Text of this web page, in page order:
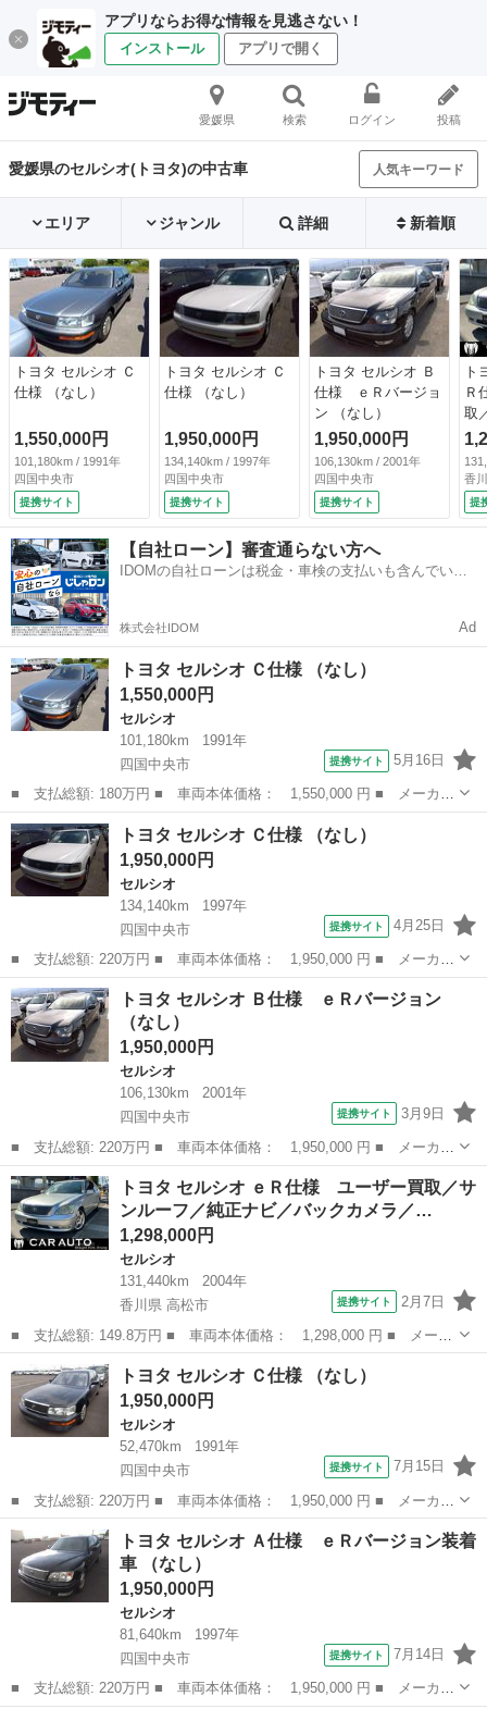
アプリならお得な情報を見逃さない！
インストール アプリで開く
愛媛県 検索 ログイン 投稿
愛媛県のセルシオ(トヨタ)の中古車 人気キーワード
エリア ジャンル 詳細 新着順
トヨタ セルシオ Ｃ
仕様 （なし）
1,550,000円
101,180km / 1991年
四国中央市
提携サイト
トヨタ セルシオ Ｃ
仕様 （なし）
1,950,000円
134,140km / 1997年
四国中央市
提携サイト
トヨタ セルシオ Ｂ
仕様 ｅＲバージョ
ン （なし）
1,950,000円
106,130km / 2001年
四国中央市
提携サイト
ト
Ｒ
取
正
ラ
ト
し
香
提
【自社ローン】審査通らない方へ
IDOMの自社ローンは税金・車検の支払いも含んでいる
株式会社IDOM Ad
トヨタ セルシオ Ｃ仕様 （なし）
1,550,000円
セルシオ
101,180km
1991年
四国中央市
提携サイト 5月16日
■ 支払総額: 180万円 ■ 車両本体価格： 1,550,000 円 ■ メーカー
名： トヨタ ■ 車種名： セルシオ ■ グレード名： Ｃ仕様 ■
排気量： 4000cc ■ ドア枚数： 4D ■ ミッション： AT ...
愛媛 四国中央市
トヨタ セルシオ Ｃ仕様 （なし）
1,950,000円
セルシオ
134,140km
1997年
四国中央市
提携サイト 4月25日
■ 支払総額: 220万円 ■ 車両本体価格： 1,950,000 円 ■ メーカー
名： トヨタ ■ 車種名： セルシオ ■ グレード名： Ｃ仕様 ■
排気量： 4000cc ■ ドア枚数： 4D ■ ミッション： AT ...
愛媛 四国中央市
トヨタ セルシオ Ｂ仕様 ｅＲバージョン
（なし）
1,950,000円
セルシオ
106,130km
2001年
四国中央市
提携サイト 3月9日
■ 支払総額: 220万円 ■ 車両本体価格： 1,950,000 円 ■ メーカー
名： トヨタ ■ 車種名： セルシオ ■ グレード名： Ｂ仕様 ｅ
Ｒバージョン ■ 排気量： 4300cc ■ ドア枚数： 4D ■ ミッ...
愛媛 四国中央市
トヨタ セルシオ ｅＲ仕様 ユーザー買取／サ
ンルーフ／純正ナビ／バックカメラ／…
1,298,000円
セルシオ
131,440km
2004年
香川県 高松市
提携サイト 2月7日
■ 支払総額: 149.8万円 ■ 車両本体価格： 1,298,000 円 ■ メーカ
ー名： トヨタ ■ 車種名： セルシオ ■ グレード名： ｅＲ仕
様 ユーザー買取／サンルーフ／純正ナビ／バックカメラ／革シート
／シートヒ...
高松市 セルシオ
トヨタ セルシオ Ｃ仕様 （なし）
1,950,000円
セルシオ
52,470km
1991年
四国中央市
提携サイト 7月15日
■ 支払総額: 220万円 ■ 車両本体価格： 1,950,000 円 ■ メーカー
名： トヨタ ■ 車種名： セルシオ ■ グレード名： Ｃ仕様 ■
排気量： 4000cc ■ ドア枚数： 4D ■ ミッション： AT ...
愛媛 四国中央市
トヨタ セルシオ Ａ仕様 ｅＲバージョン装着
車 （なし）
1,950,000円
セルシオ
81,640km
1997年
四国中央市
提携サイト 7月14日
■ 支払総額: 220万円 ■ 車両本体価格： 1,950,000 円 ■ メーカー